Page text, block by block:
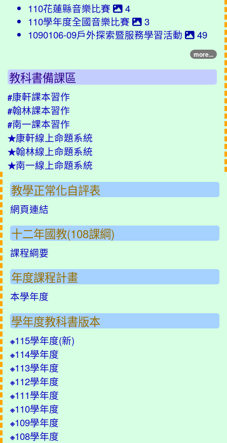
110花蓮縣音樂比賽
4
110學年度全國音樂比賽
3
1090106-09戶外探索暨服務學習活動
49
more...
教科書備課區
#康軒課本習作
#翰林課本習作
#南一課本習作
★康軒線上命題系統
★翰林線上命題系統
★南一線上命題系統
教學正常化自評表
網頁連結
十二年國教(108課綱)
課程綱要
年度課程計畫
本學年度
學年度教科書版本
※115學年度(新)
※114學年度
※113學年度
※112學年度
※111學年度
※110學年度
※109學年度
※108學年度